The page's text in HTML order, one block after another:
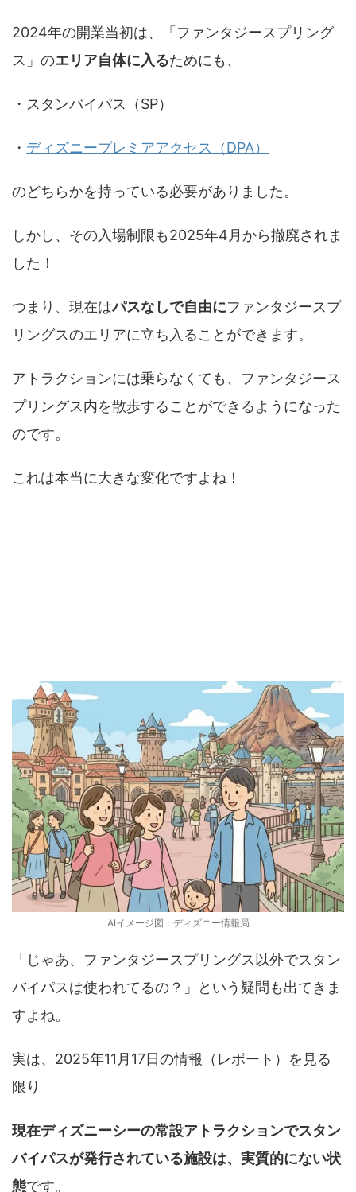
2024年の開業当初は、「ファンタジースプリング
ス」のエリア自体に入るためにも、
・スタンバイパス（SP）
・ ディズニープレミアアクセス（DPA）
のどちらかを持っている必要がありました。
しかし、その入場制限も2025年4月から撤廃されま
した！
つまり、現在はパスなしで自由にファンタジースプ
リングスのエリアに立ち入ることができます。
アトラクションには乗らなくても、ファンタジース
プリングス内を散歩することができるようになった
のです。
これは本当に大きな変化ですよね！
AIイメージ図：ディズニー情報局
「じゃあ、ファンタジースプリングス以外でスタン
バイパスは使われてるの？」という疑問も出てきま
すよね。
実は、2025年11月17日の情報（レポート）を見る
限り
現在ディズニーシーの常設アトラクションでスタン
バイパスが発行されている施設は、実質的にない状
態です。